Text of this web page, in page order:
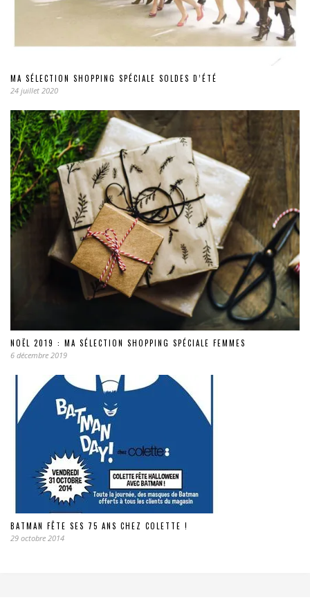
MA SÉLECTION SHOPPING SPÉCIALE SOLDES D’ÉTÉ
24 juillet 2020
NOËL 2019 : MA SÉLECTION SHOPPING SPÉCIALE FEMMES
6 décembre 2019
BATMAN FÊTE SES 75 ANS CHEZ COLETTE !
29 octobre 2014